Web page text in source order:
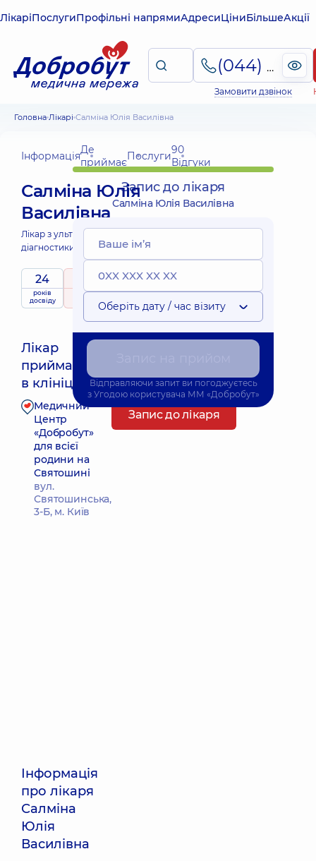
ЛікаріПослугиПрофільні напрямиАдресиЦіниБільшеАкції
(044) 495-2-888
Замовити дзвінок
Головна Лікарі Салміна Юлія Василівна
ІнформаціяДе
приймаєПослуги90
Відгуки
Салміна Юлія
Василівна
Лікар з ультразвукової
діагностики;
24
років
досвіду
5 / 5
рейтингна підставі
90 Відгуки
Лікар
приймає
в клініці
Найближчий час прийому: 09.08.2026 10:30
Медичний
Центр
«Добробут»
для всієї
родини на
Святошині
вул.
Святошинська,
3-Б, м. Київ
Запис до лікаря
Інформація
про лікаря
Салміна
Юлія
Василівна
Запис до лікаря
Салміна Юлія Василівна
Оберіть дату / час візиту
Відправляючи запит ви погоджуєтесь
з Угодою користувача ММ «Добробут»